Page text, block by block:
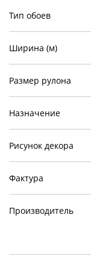
Тип обоев
Ширина (м)
Размер рулона
Назначение
Рисунок декора
Фактура
Производитель